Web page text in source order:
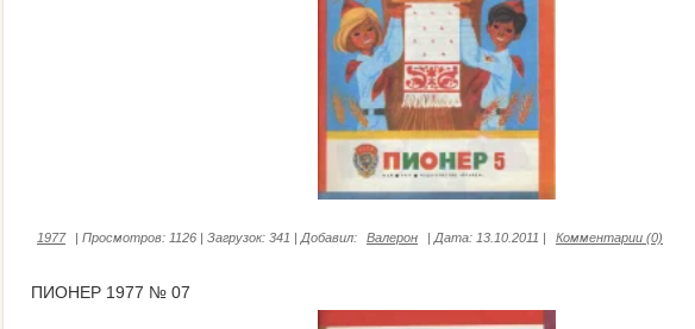
1977 | Просмотров: 1126 | Загрузок: 341 | Добавил: Валерон | Дата: 13.10.2011 | Комментарии (0)
ПИОНЕР 1977 № 07